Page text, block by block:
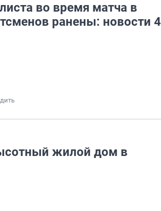
во время матча в
ранены: новости 4
жилой дом в